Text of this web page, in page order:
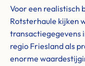
Voor een realistisch
Rotsterhaule kijken
transactiegegevens
regio Friesland als
enorme